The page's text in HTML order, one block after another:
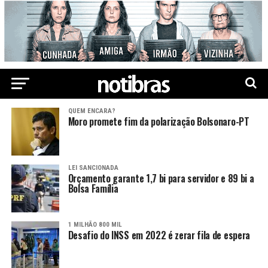
QUEM ENCARA?
Moro promete fim da polarização Bolsonaro-PT
LEI SANCIONADA
Orçamento garante 1,7 bi para servidor e 89 bi a
Bolsa Família
1 MILHÃO 800 MIL
Desafio do INSS em 2022 é zerar fila de espera